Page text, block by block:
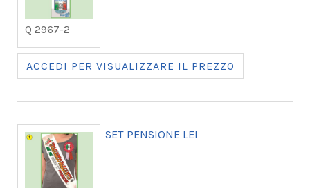
Q 2967-2
ACCEDI PER VISUALIZZARE IL PREZZO
SET PENSIONE LEI